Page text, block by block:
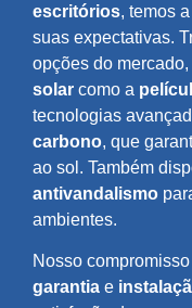
escritórios, temos a
suas expectativas.
opções do
solar como a
tecnologias
carbono, que
ao sol. Também
antivandalismo
ambientes.
Nosso
garantia e